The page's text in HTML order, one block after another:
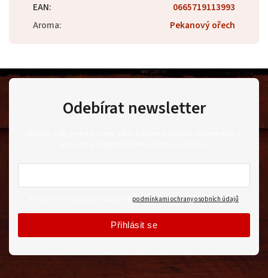
EAN:
0665719113993
Aroma: Pekanový ořech
Odebírat newsletter
podmínkami ochrany osobních údajů
Přihlásit se